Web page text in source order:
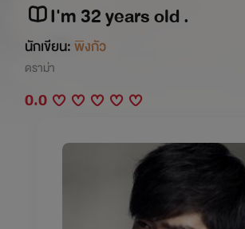
I'm 32 years old .
นักเขียน:พิงกัว
ดราม่า
0.0